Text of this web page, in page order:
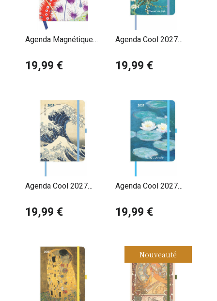
Agenda Magnétique
19,99 €
Agenda Cool 2027
19,99 €
Agenda Cool 2027
19,99 €
Agenda Cool 2027
19,99 €
Nouveauté